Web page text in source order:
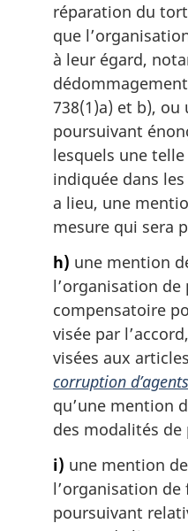
réparation du
que
à leur égard,
738(1)a) et b),
poursuivant
lesquels une
indiquée dans
a lieu, une
mesure qui sera
h) une mention
l’organisation de
compensatoire
visée par
visées aux
corruption
qu’une mention
des modalités de
i) une mention
l’organisation
poursuivant